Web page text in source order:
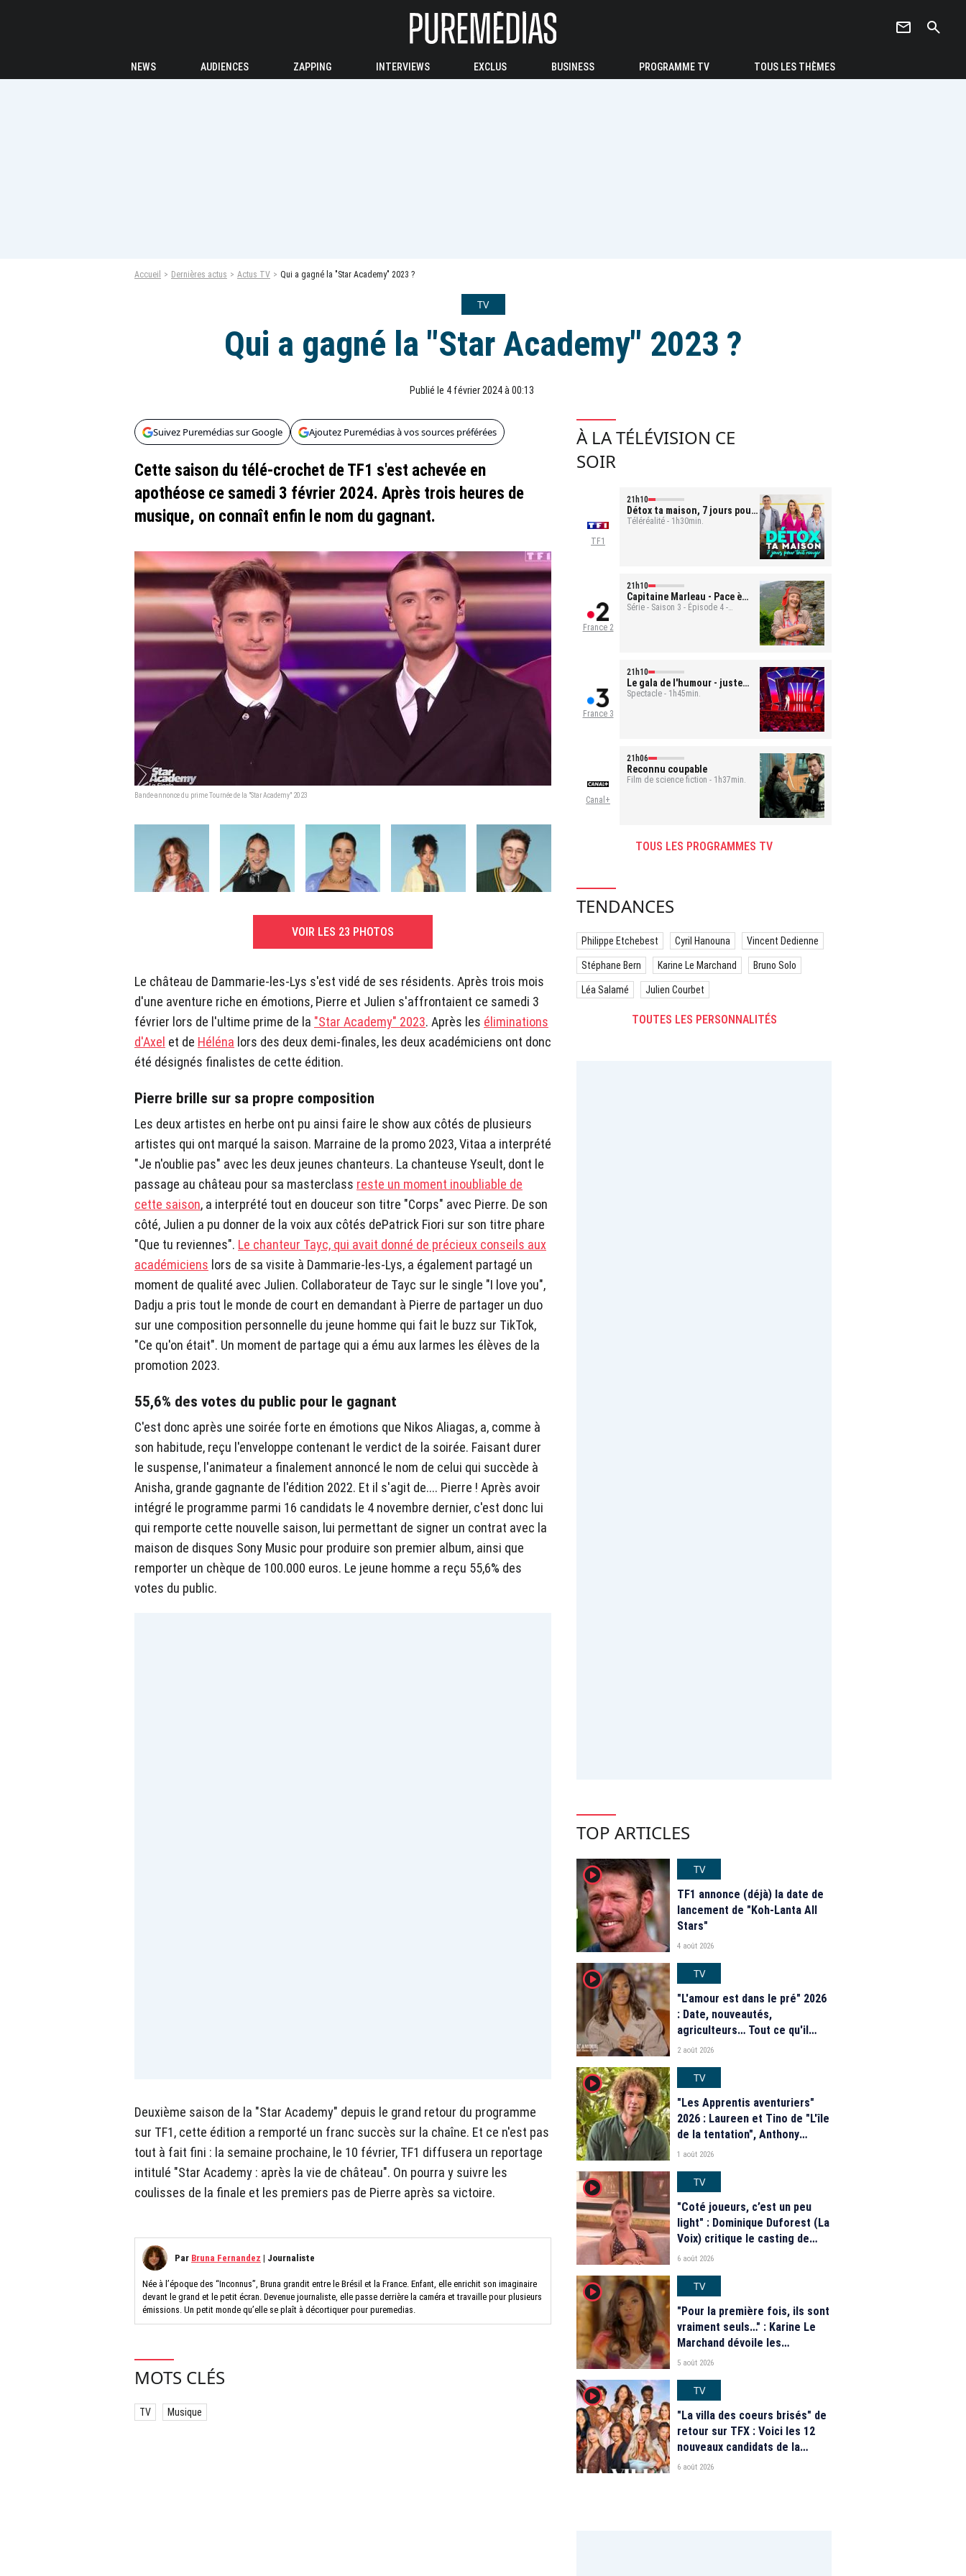
newsletter search
NEWS AUDIENCES ZAPPING INTERVIEWS EXCLUS BUSINESS PROGRAMME TV TOUS LES THÈMES
Accueil Dernières actus Actus TV Qui a gagné la "Star Academy" 2023 ?
TV
Qui a gagné la "Star Academy" 2023 ?
Publié le 4 février 2024 à 00:13
Suivez Puremédias sur Google Ajoutez Puremédias à vos sources préférées
Cette saison du télé-crochet de TF1 s'est achevée en
apothéose ce samedi 3 février 2024. Après trois heures de
musique, on connaît enfin le nom du gagnant.
Bande-annonce du prime Tournée de la "Star Academy" 2023
VOIR LES 23 PHOTOS
Le château de Dammarie-les-Lys s'est vidé de ses résidents. Après trois mois
d'une aventure riche en émotions, Pierre et Julien s'affrontaient ce samedi 3
février lors de l'ultime prime de la "Star Academy" 2023. Après les éliminations
d'Axel et de Héléna lors des deux demi-finales, les deux académiciens ont donc
été désignés finalistes de cette édition.
Pierre brille sur sa propre composition
Les deux artistes en herbe ont pu ainsi faire le show aux côtés de plusieurs
artistes qui ont marqué la saison. Marraine de la promo 2023, Vitaa a interprété
"Je n'oublie pas" avec les deux jeunes chanteurs. La chanteuse Yseult, dont le
passage au château pour sa masterclass reste un moment inoubliable de
cette saison, a interprété tout en douceur son titre "Corps" avec Pierre. De son
côté, Julien a pu donner de la voix aux côtés dePatrick Fiori sur son titre phare
"Que tu reviennes". Le chanteur Tayc, qui avait donné de précieux conseils aux
académiciens lors de sa visite à Dammarie-les-Lys, a également partagé un
moment de qualité avec Julien. Collaborateur de Tayc sur le single "I love you",
Dadju a pris tout le monde de court en demandant à Pierre de partager un duo
sur une composition personnelle du jeune homme qui fait le buzz sur TikTok,
"Ce qu'on était". Un moment de partage qui a ému aux larmes les élèves de la
promotion 2023.
55,6% des votes du public pour le gagnant
C'est donc après une soirée forte en émotions que Nikos Aliagas, a, comme à
son habitude, reçu l'enveloppe contenant le verdict de la soirée. Faisant durer
le suspense, l'animateur a finalement annoncé le nom de celui qui succède à
Anisha, grande gagnante de l'édition 2022. Et il s'agit de.... Pierre ! Après avoir
intégré le programme parmi 16 candidats le 4 novembre dernier, c'est donc lui
qui remporte cette nouvelle saison, lui permettant de signer un contrat avec la
maison de disques Sony Music pour produire son premier album, ainsi que
remporter un chèque de 100.000 euros. Le jeune homme a reçu 55,6% des
votes du public.
Deuxième saison de la "Star Academy" depuis le grand retour du programme
sur TF1, cette édition a remporté un franc succès sur la chaîne. Et ce n'est pas
tout à fait fini : la semaine prochaine, le 10 février, TF1 diffusera un reportage
intitulé "Star Academy : après la vie de château". On pourra y suivre les
coulisses de la finale et les premiers pas de Pierre après sa victoire.
Par Bruna Fernandez | Journaliste
Née à l’époque des “Inconnus”, Bruna grandit entre le Brésil et la France. Enfant, elle enrichit son imaginaire
devant le grand et le petit écran. Devenue journaliste, elle passe derrière la caméra et travaille pour plusieurs
émissions. Un petit monde qu’elle se plaît à décortiquer pour puremedias.
MOTS CLÉS
TV Musique
À LA TÉLÉVISION CE
SOIR
TF1
21h10
Détox ta maison, 7 jours pour
tout ranger - Mona et Bastien
Téléréalité - 1h30min.
France 2
21h10
Capitaine Marleau - Pace è
salute
Série - Saison 3 - Épisode 4 -
France 3
21h10
Le gala de l'humour - juste
pour rire
Spectacle - 1h45min.
Canal+
21h06
Reconnu coupable
Film de science fiction - 1h37min.
TOUS LES PROGRAMMES TV
TENDANCES
Philippe Etchebest Cyril Hanouna Vincent Dedienne
Stéphane Bern Karine Le Marchand Bruno Solo
Léa Salamé Julien Courbet
TOUTES LES PERSONNALITÉS
TOP ARTICLES
player2
TV
TF1 annonce (déjà) la date de
lancement de "Koh-Lanta All
Stars"
4 août 2026
player2
TV
"L'amour est dans le pré" 2026
: Date, nouveautés,
agriculteurs… Tout ce qu'il
faut savoir sur la saison 21 du
2 août 2026
player2
TV
"Les Apprentis aventuriers"
2026 : Laureen et Tino de "L'île
de la tentation", Anthony
Matéo, Jade Leboeuf... Le
de la télé-réalité de W9
1 août 2026
player2
TV
"Coté joueurs, c’est un peu
light" : Dominique Duforest (La
Voix) critique le casting de
"Secret Story" 2026
6 août 2026
player2
TV
"Pour la première fois, ils sont
vraiment seuls…" : Karine Le
Marchand dévoile les
nouveautés des speed dating
2026
5 août 2026
player2
TV
"La villa des coeurs brisés" de
retour sur TFX : Voici les 12
nouveaux candidats de la
saison 2026
6 août 2026